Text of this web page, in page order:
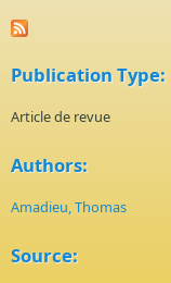
Publication Type:
Article de revue
Authors:
Amadieu, Thomas
Source: